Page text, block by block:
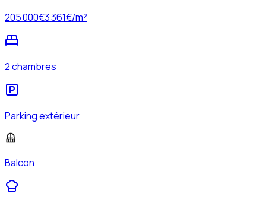
205 000€3 361€/m²
2 chambres
Parking extérieur
Balcon